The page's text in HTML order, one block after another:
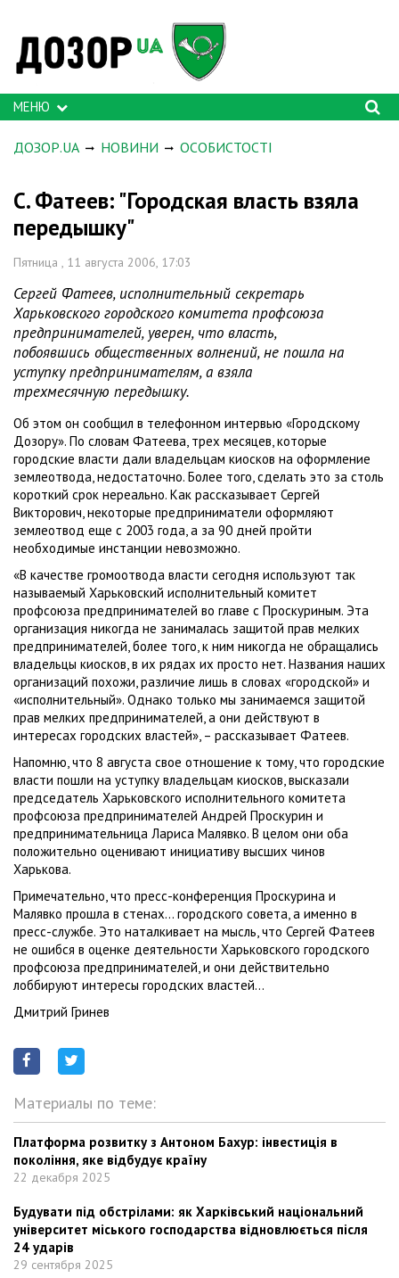
МЕНЮ
ДОЗОР.UA НОВИНИ ОСОБИСТОСТІ
С. Фатеев: "Городская власть взяла
передышку"
Пятница , 11 августа 2006, 17:03
Сергей Фатеев, исполнительный секретарь
Харьковского городского комитета профсоюза
предпринимателей, уверен, что власть,
побоявшись общественных волнений, не пошла на
уступку предпринимателям, а взяла
трехмесячную передышку.
Об этом он сообщил в телефонном интервью «Городскому
Дозору». По словам Фатеева, трех месяцев, которые
городские власти дали владельцам киосков на оформление
землеотвода, недостаточно. Более того, сделать это за столь
короткий срок нереально. Как рассказывает Сергей
Викторович, некоторые предприниматели оформляют
землеотвод еще с 2003 года, а за 90 дней пройти
необходимые инстанции невозможно.
«В качестве громоотвода власти сегодня используют так
называемый Харьковский исполнительный комитет
профсоюза предпринимателей во главе с Проскуриным. Эта
организация никогда не занималась защитой прав мелких
предпринимателей, более того, к ним никогда не обращались
владельцы киосков, в их рядах их просто нет. Названия наших
организаций похожи, различие лишь в словах «городской» и
«исполнительный». Однако только мы занимаемся защитой
прав мелких предпринимателей, а они действуют в
интересах городских властей», – рассказывает Фатеев.
Напомню, что 8 августа свое отношение к тому, что городские
власти пошли на уступку владельцам киосков, высказали
председатель Харьковского исполнительного комитета
профсоюза предпринимателей Андрей Проскурин и
предпринимательница Лариса Малявко. В целом они оба
положительно оценивают инициативу высших чинов
Харькова.
Примечательно, что пресс-конференция Проскурина и
Малявко прошла в стенах… городского совета, а именно в
пресс-службе. Это наталкивает на мысль, что Сергей Фатеев
не ошибся в оценке деятельности Харьковского городского
профсоюза предпринимателей, и они действительно
лоббируют интересы городских властей…
Дмитрий Гринев
Материалы по теме:
Платформа розвитку з Антоном Бахур: інвестиція в
покоління, яке відбудує країну
22 декабря 2025
Будувати під обстрілами: як Харківський національний
університет міського господарства відновлюється після
24 ударів
29 сентября 2025